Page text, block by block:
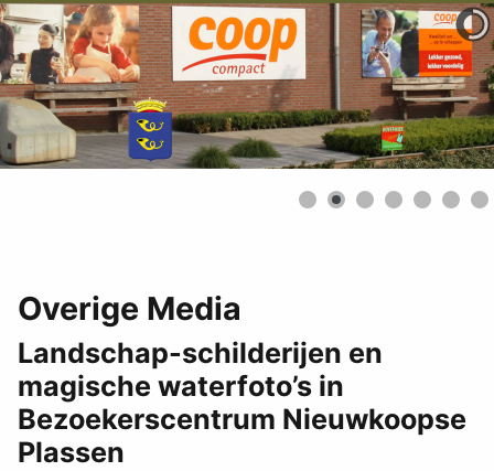
Overige Media
Landschap-schilderijen en
magische waterfoto’s in
Bezoekerscentrum Nieuwkoopse
Plassen